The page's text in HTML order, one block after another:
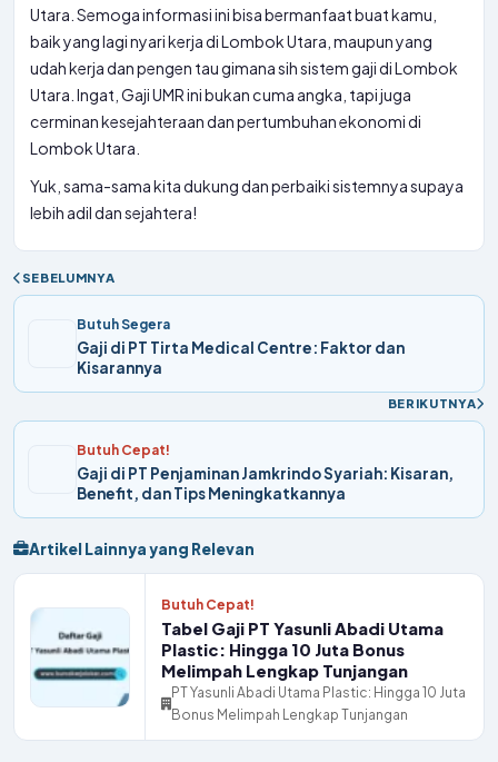
Utara. Semoga informasi ini bisa bermanfaat buat kamu,
baik yang lagi nyari kerja di Lombok Utara, maupun yang
udah kerja dan pengen tau gimana sih sistem gaji di Lombok
Utara. Ingat, Gaji UMR ini bukan cuma angka, tapi juga
cerminan kesejahteraan dan pertumbuhan ekonomi di
Lombok Utara.
Yuk, sama-sama kita dukung dan perbaiki sistemnya supaya
lebih adil dan sejahtera!
SEBELUMNYA
Butuh Segera
Gaji di PT Tirta Medical Centre: Faktor dan
Kisarannya
BERIKUTNYA
Butuh Cepat!
Gaji di PT Penjaminan Jamkrindo Syariah: Kisaran,
Benefit, dan Tips Meningkatkannya
Artikel Lainnya yang Relevan
Butuh Cepat!
Tabel Gaji PT Yasunli Abadi Utama
Plastic: Hingga 10 Juta Bonus
Melimpah Lengkap Tunjangan
PT Yasunli Abadi Utama Plastic: Hingga 10 Juta
Bonus Melimpah Lengkap Tunjangan